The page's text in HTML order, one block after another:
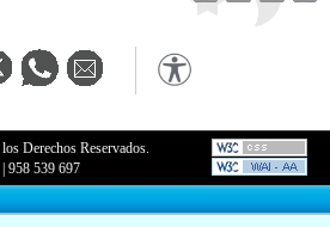
Derechos Reservados.
|958 539 697